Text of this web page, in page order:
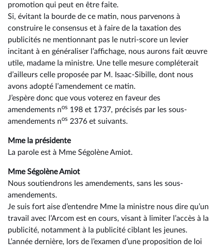
promotion qui peut en être faite.
Si, évitant la bourde de ce matin, nous parvenons à
construire le consensus et à faire de la taxation des
publicités ne mentionnant pas le nutri-score un levier
incitant à en généraliser l’affichage, nous aurons fait œuvre
utile, madame la ministre. Une telle mesure compléterait
d’ailleurs celle proposée par M. Isaac-Sibille, dont nous
avons adopté l’amendement ce matin.
J’espère donc que vous voterez en faveur des
amendements nos 198 et 1737, précisés par les sous-
amendements nos 2376 et suivants.
Mme la présidente
La parole est à Mme Ségolène Amiot.
Mme Ségolène Amiot
Nous soutiendrons les amendements, sans les sous-
amendements.
Je suis fort aise d’entendre Mme la ministre nous dire qu’un
travail avec l’Arcom est en cours, visant à limiter l’accès à la
publicité, notamment à la publicité ciblant les jeunes.
L’année dernière, lors de l’examen d’une proposition de loi